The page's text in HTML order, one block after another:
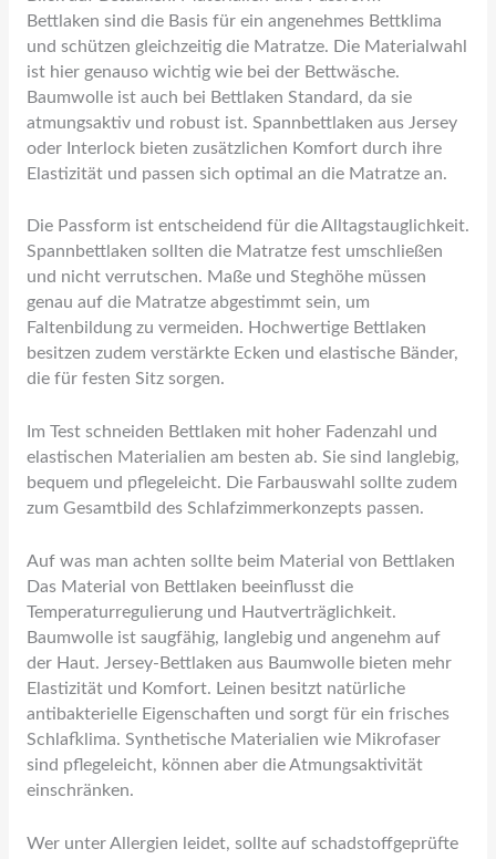
Bettlaken sind die Basis für ein angenehmes Bettklima
und schützen gleichzeitig die Matratze. Die Materialwahl
ist hier genauso wichtig wie bei der Bettwäsche.
Baumwolle ist auch bei Bettlaken Standard, da sie
atmungsaktiv und robust ist. Spannbettlaken aus Jersey
oder Interlock bieten zusätzlichen Komfort durch ihre
Elastizität und passen sich optimal an die Matratze an.
Die Passform ist entscheidend für die Alltagstauglichkeit.
Spannbettlaken sollten die Matratze fest umschließen
und nicht verrutschen. Maße und Steghöhe müssen
genau auf die Matratze abgestimmt sein, um
Faltenbildung zu vermeiden. Hochwertige Bettlaken
besitzen zudem verstärkte Ecken und elastische Bänder,
die für festen Sitz sorgen.
Im Test schneiden Bettlaken mit hoher Fadenzahl und
elastischen Materialien am besten ab. Sie sind langlebig,
bequem und pflegeleicht. Die Farbauswahl sollte zudem
zum Gesamtbild des Schlafzimmerkonzepts passen.
Auf was man achten sollte beim Material von Bettlaken
Das Material von Bettlaken beeinflusst die
Temperaturregulierung und Hautverträglichkeit.
Baumwolle ist saugfähig, langlebig und angenehm auf
der Haut. Jersey-Bettlaken aus Baumwolle bieten mehr
Elastizität und Komfort. Leinen besitzt natürliche
antibakterielle Eigenschaften und sorgt für ein frisches
Schlafklima. Synthetische Materialien wie Mikrofaser
sind pflegeleicht, können aber die Atmungsaktivität
einschränken.
Wer unter Allergien leidet, sollte auf schadstoffgeprüfte